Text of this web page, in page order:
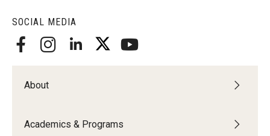
SOCIAL MEDIA
About
Academics & Programs